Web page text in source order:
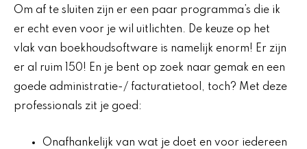
Om af te sluiten zijn er een paar programma’s die ik
er echt even voor je wil uitlichten. De keuze op het
vlak van boekhoudsoftware is namelijk enorm! Er zijn
er al ruim 150! En je bent op zoek naar gemak en een
goede administratie-/ facturatietool, toch? Met deze
professionals zit je goed:
Onafhankelijk van wat je doet en voor iedereen